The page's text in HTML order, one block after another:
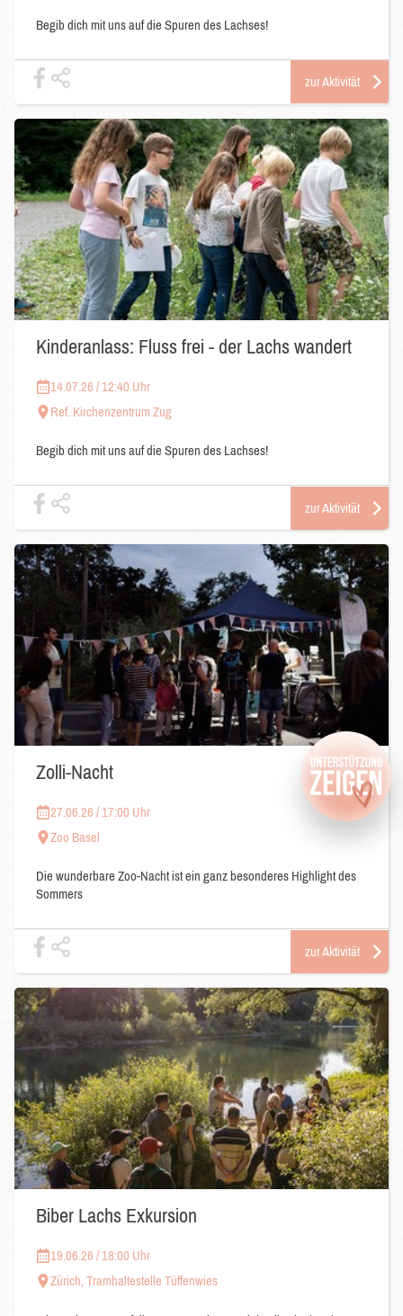
Begib dich mit uns auf die Spuren des Lachses!
zur Aktivität
Kinderanlass: Fluss frei - der Lachs wandert
14.07.26 / 12:40 Uhr
Ref. Kirchenzentrum Zug
Begib dich mit uns auf die Spuren des Lachses!
zur Aktivität
Zolli-Nacht
27.06.26 / 17:00 Uhr
Zoo Basel
Die wunderbare Zoo-Nacht ist ein ganz besonderes Highlight des
Sommers
zur Aktivität
Biber Lachs Exkursion
19.06.26 / 18:00 Uhr
Zürich, Tramhaltestelle Tüffenwies